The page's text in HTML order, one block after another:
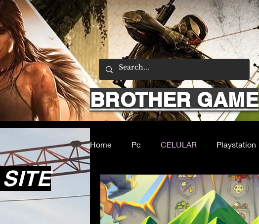
BROTHER GAME
Home Pc CELULAR Playstation
Filmes e Series Noticias FG